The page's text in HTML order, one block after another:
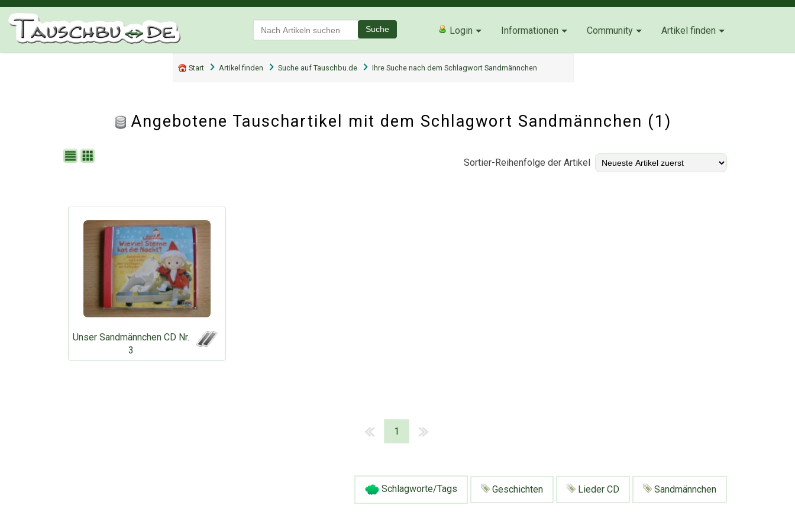
Suche Login Informationen Community Artikel finden
Start Artikel finden Suche auf Tauschbu.de Ihre Suche nach dem Schlagwort Sandmännchen
Angebotene Tauschartikel mit dem Schlagwort Sandmännchen (1)
Sortier-Reihenfolge der Artikel
Unser Sandmännchen CD Nr.
3
1
Schlagworte/Tags Geschichten Lieder CD Sandmännchen